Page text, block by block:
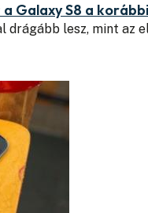
Galaxy S8 a
drágább lesz, mint az